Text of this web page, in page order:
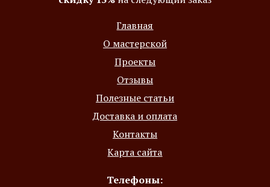
Главная
О мастерской
Проекты
Отзывы
Полезные статьи
Доставка и оплата
Контакты
Карта сайта
Телефоны: